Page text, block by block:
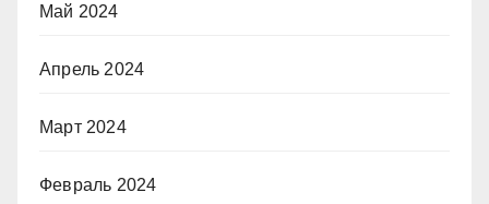
Май 2024
Апрель 2024
Март 2024
Февраль 2024